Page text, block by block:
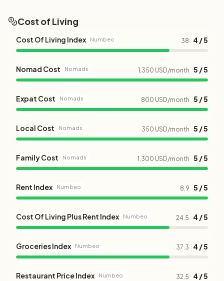
Cost of Living
Cost Of Living Index Numbeo 38 4 / 5
Nomad Cost Nomads 1,350 USD/month 5 / 5
Expat Cost Nomads 800 USD/month 5 / 5
Local Cost Nomads 350 USD/month 5 / 5
Family Cost Nomads 1,300 USD/month 5 / 5
Rent Index Numbeo 8.9 5 / 5
Cost Of Living Plus Rent Index Numbeo 24.5 4 / 5
Groceries Index Numbeo 37.3 4 / 5
Restaurant Price Index Numbeo 32.5 4 / 5